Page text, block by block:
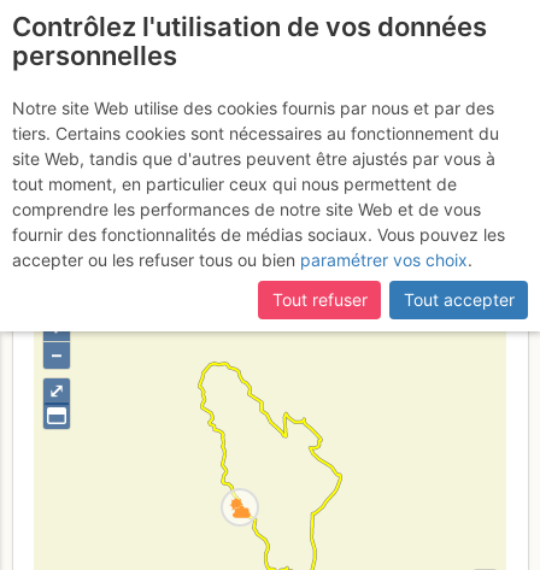
Pique d'Endron :
Créneau d'Endron
Samedi 5 août
2017
Haute Ariège - Andorre
⤢
+
–
Contrôlez l'utilisation de vos données
personnelles
Notre site Web utilise des cookies fournis par nous et par des
tiers. Certains cookies sont nécessaires au fonctionnement du
site Web, tandis que d'autres peuvent être ajustés par vous à
tout moment, en particulier ceux qui nous permettent de
comprendre les performances de notre site Web et de vous
fournir des fonctionnalités de médias sociaux. Vous pouvez les
accepter ou les refuser tous ou bien paramétrer vos choix.
Tout refuser
Tout accepter